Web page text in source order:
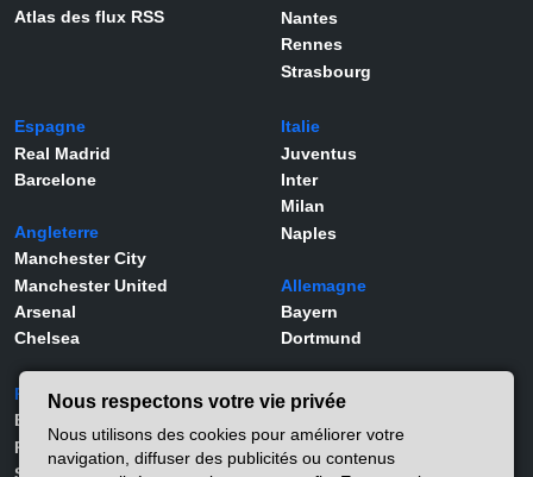
Atlas des flux RSS
Nantes
Rennes
Strasbourg
Espagne
Real Madrid
Barcelone
Angleterre
Manchester City
Manchester United
Arsenal
Chelsea
Italie
Juventus
Inter
Milan
Naples
Allemagne
Bayern
Dortmund
Portugal
Benfica
Porto
Joueurs
Nous respectons votre vie privée
Nous utilisons des cookies pour améliorer votre
navigation, diffuser des publicités ou contenus